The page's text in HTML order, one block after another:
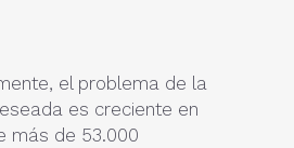
el problema de la
es creciente en
más de 53.000